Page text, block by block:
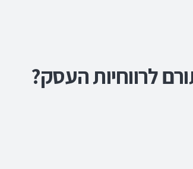
לרווחיות העסק?